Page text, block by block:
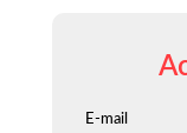
E-mail